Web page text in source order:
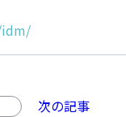
次の記事